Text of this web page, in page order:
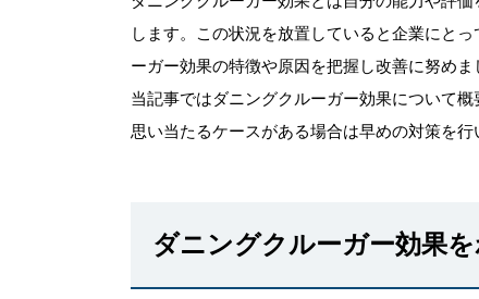
します。この状況を放置していると企業にと
ーガー効果の特徴や原因を把握し改善に努めま
当記事ではダニングクルーガー効果について
思い当たるケースがある場合は早めの対策を行
ダニングクルーガー効果